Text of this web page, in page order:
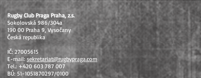
sedmičkách
Rugby Club Praga Praha, z.s.
Sokolovská 986/304a
190 00 Praha 9, Vysočany
Česká republika
IČ: 27005615
E-mail: sekretariat@rugbypraga.com
Tel.: +420 603 787 007
BÚ: 51-1051870297/0100